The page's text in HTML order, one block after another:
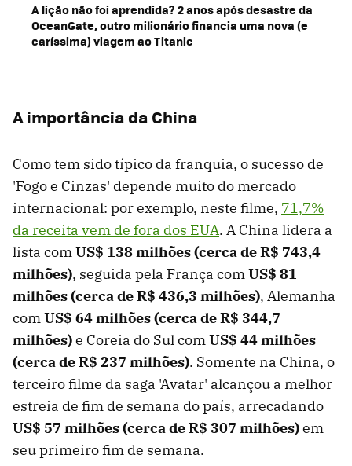
A lição não foi aprendida? 2 anos após desastre da
OceanGate, outro milionário financia uma nova (e
caríssima) viagem ao Titanic
A importância da China
Como tem sido típico da franquia, o sucesso de
'Fogo e Cinzas' depende muito do mercado
internacional: por exemplo, neste filme, 71,7%
da receita vem de fora dos EUA. A China lidera a
lista comUS$ 138 milhões (cerca de R$ 743,4
milhões), seguida pela França comUS$ 81
milhões (cerca de R$ 436,3 milhões), Alemanha
comUS$ 64 milhões (cerca de R$ 344,7
milhões)e Coreia do Sul comUS$ 44 milhões
(cerca de R$ 237 milhões). Somente na China, o
terceiro filme da saga 'Avatar' alcançou a melhor
estreia de fim de semana do país, arrecadando
US$ 57 milhões (cerca de R$ 307 milhões)em
seu primeiro fim de semana.